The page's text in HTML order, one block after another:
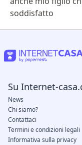
soddisfatto
Su Internet-
News
Chi siamo?
Contattaci
Termini e condizioni legali
Informativa sulla privacy